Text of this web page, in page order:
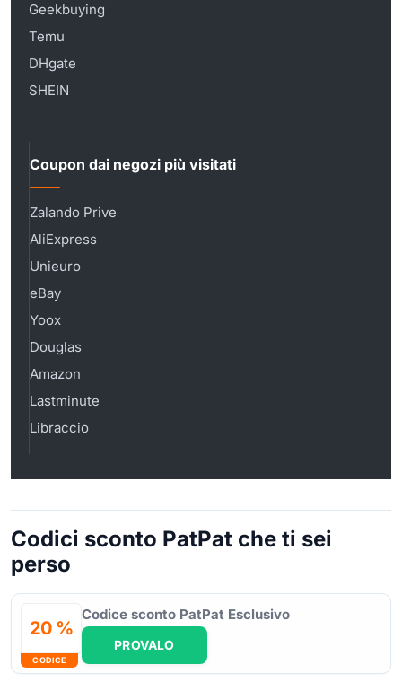
Geekbuying
Temu
DHgate
SHEIN
Coupon dai negozi più visitati
Zalando Prive
AliExpress
Unieuro
eBay
Yoox
Douglas
Amazon
Lastminute
Libraccio
Codici sconto PatPat che ti sei
perso
20 %
CODICE
Codice sconto PatPat Esclusivo
PROVALO